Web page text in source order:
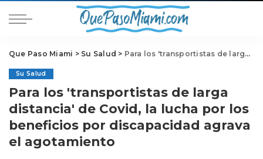
Que Paso Miami > Su Salud > Para los 'transportistas de larga distancia' de Covid, la lucha por los beneficios por discapacidad agrava el agotamiento
Su Salud
Para los 'transportistas de larga
distancia' de Covid, la lucha por los
beneficios por discapacidad agrava
el agotamiento